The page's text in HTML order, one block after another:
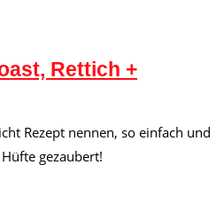
Rettich +
Rezept nennen, so einfach und
gezaubert!